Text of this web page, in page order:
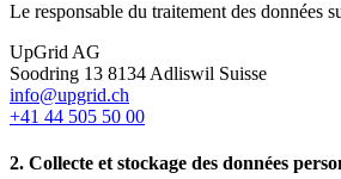
Le responsable du traitement des données
UpGrid AG
Soodring 13 8134 Adliswil Suisse
info@upgrid.ch
+41 44 505 50 00
2. Collecte et stockage des données